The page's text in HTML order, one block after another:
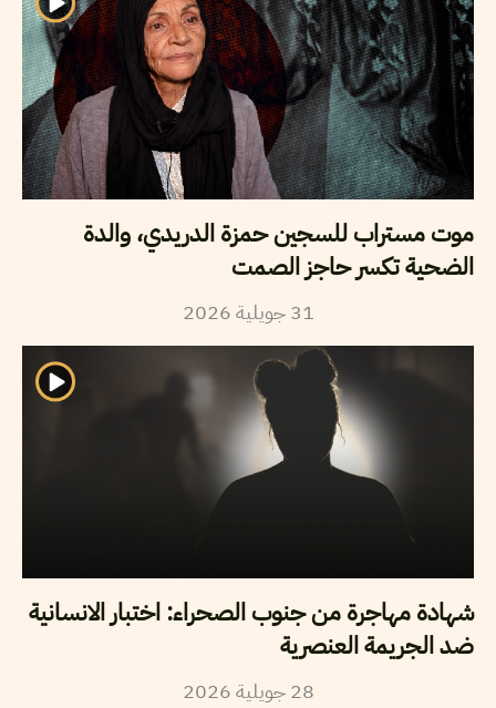
موت مستراب للسجين حمزة الدريدي، والدة
الضحية تكسر حاجز الصمت
31 جويلية2026
شهادة مهاجرة من جنوب الصحراء: اختبار الانسانية
ضد الجريمة العنصرية
28 جويلية2026